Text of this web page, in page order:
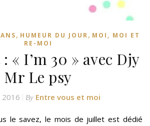
, HUMEUR DU JOUR, MOI, MOI ET
RE-MOI
« I’m 30 » avec Djy
Mr Le psy
2016 By Entre vous et moi
le savez, le mois de juillet est dédié